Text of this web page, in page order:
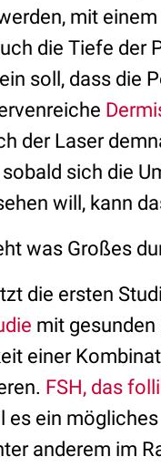
mit
die Tiefe der
soll, dass die
der Laser
sich die
will, kann
was Großes
die ersten
mit gesunden
einer
FSH, das
ein
anderem im